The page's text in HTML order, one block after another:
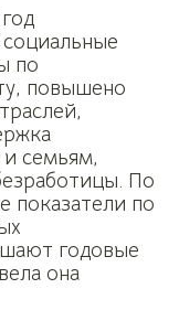
по
повышено
семьям,
По
показатели по
годовые
она